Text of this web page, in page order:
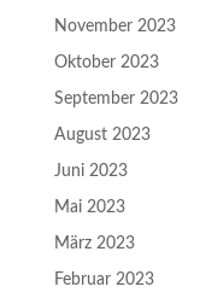
November 2023
Oktober 2023
September 2023
August 2023
Juni 2023
Mai 2023
März 2023
Februar 2023